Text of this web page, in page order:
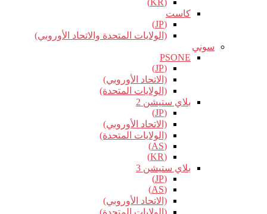
(KR)
كاست
(JP)
(الولايات المتحدة والاتحاد الأوروبي)
سوني
PSONE
(JP)
(الاتحاد الأوروبي)
(الولايات المتحدة)
بلاي ستيشن 2
(JP)
(الاتحاد الأوروبي)
(الولايات المتحدة)
(AS)
(KR)
بلاي ستيشن 3
(JP)
(AS)
(الاتحاد الأوروبي)